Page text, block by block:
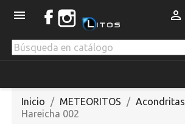
 
Inicio METEORITOS Acondritas
Hareicha 002